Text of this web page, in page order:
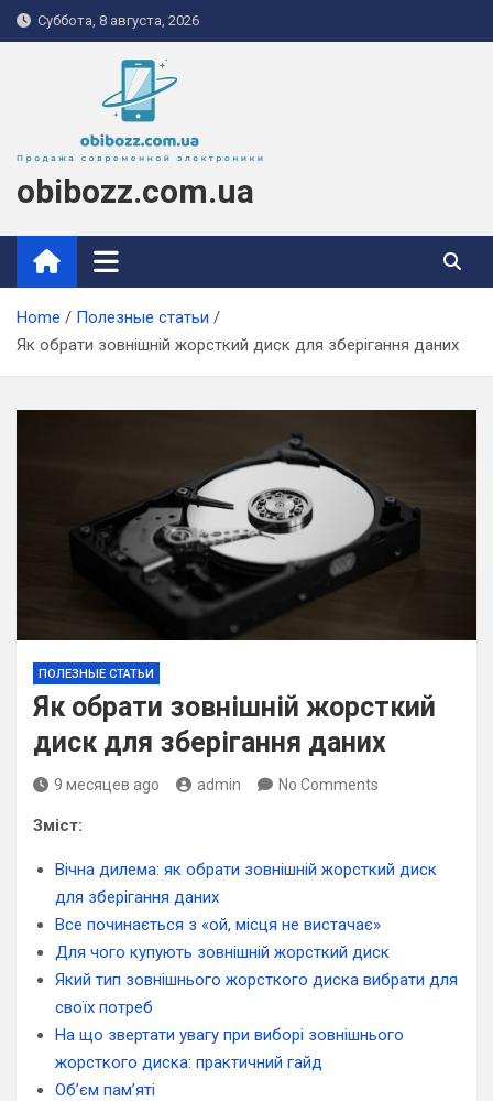
Skip
to
Суббота, 8 августа, 2026
obibozz.com.ua
Home
Полезные статьи
Як обрати зовнішній жорсткий диск для зберігання даних
ПОЛЕЗНЫЕ СТАТЬИ
Як обрати зовнішній жорсткий
диск для зберігання даних
9 месяцев ago admin No Comments
Зміст:
Вічна дилема: як обрати зовнішній жорсткий диск
для зберігання даних
Все починається з «ой, місця не вистачає»
Для чого купують зовнішній жорсткий диск
Який тип зовнішнього жорсткого диска вибрати для
своїх потреб
На що звертати увагу при виборі зовнішнього
жорсткого диска: практичний гайд
Об’єм пам’яті